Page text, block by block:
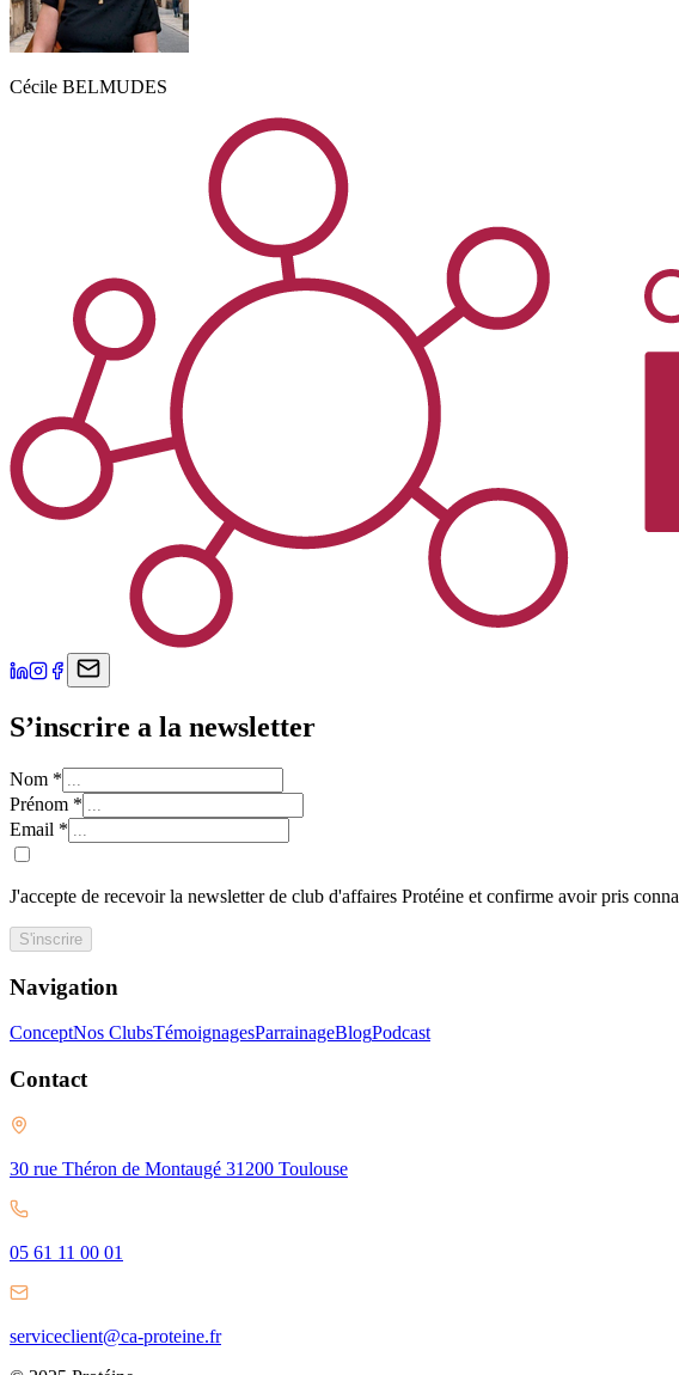
Cécile BELMUDES
S’inscrire a la newsletter
Nom *
Prénom *
Email *
J'accepte de recevoir la newsletter de club d'affaires Protéine et confirme avoir pris
S'inscrire
Navigation
ConceptNos ClubsTémoignagesParrainageBlogPodcast
Contact
30 rue Théron de Montaugé 31200 Toulouse
05 61 11 00 01
serviceclient@ca-proteine.fr